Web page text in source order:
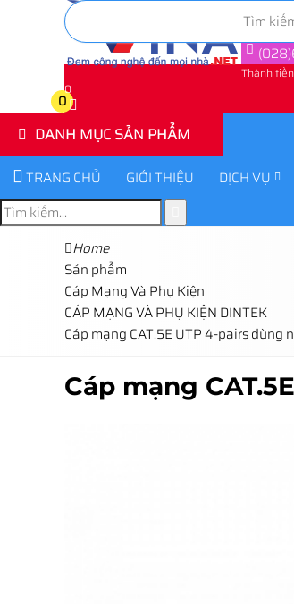
Thành tiền
0
0
DANH MỤC SẢN PHẨM
TRANG CHỦ GIỚI THIỆU DỊCH VỤ
Home
Sản phẩm
Cáp Mạng Và Phụ Kiện
CÁP MẠNG VÀ PHỤ KIỆN DINTEK
Cáp mạng CAT.5E UTP 4-pairs dùng
Cáp mạng